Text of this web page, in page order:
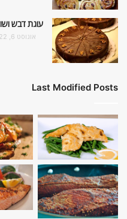
עוגת דבש
אוגוסט 6, 2022
Last Modified Posts